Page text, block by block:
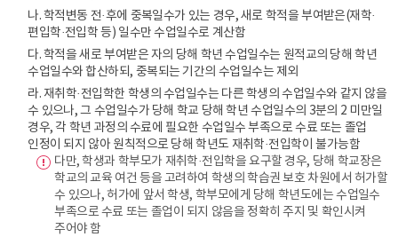
나. 학적변동 전·후에 중복일수가 있는 경우, 새로 학적을 부여받은(재학·
편입학·전입학 등) 일수만 수업일수로 계산함
다. 학적을 새로 부여받은 자의 당해 학년 수업일수는 원적교의 당해 학년
수업일수와 합산하되, 중복되는 기간의 수업일수는 제외
라. 재취학·전입학한 학생의 수업일수는 다른 학생의 수업일수와 같지 않을
수 있으나, 그 수업일수가 당해 학교 당해 학년 수업일수의 3분의 2 미만일
경우, 각 학년 과정의 수료에 필요한 수업일수 부족으로 수료 또는 졸업
인정이 되지 않아 원칙적으로 당해 학년도 재취학·전입학이 불가능함
다만, 학생과 학부모가 재취학·전입학을 요구할 경우, 당해 학교장은
학교의 교육 여건 등을 고려하여 학생의 학습권 보호 차원에서 허가할
수 있으나, 허가에 앞서 학생, 학부모에게 당해 학년도에는 수업일수
부족으로 수료 또는 졸업이 되지 않음을 정확히 주지 및 확인시켜
주어야 함